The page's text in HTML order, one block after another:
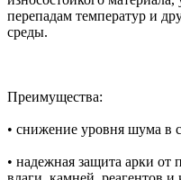
перепадам температур и
среды.
Преимущества:
• снижение уровня шума в
• надежная защита арки от